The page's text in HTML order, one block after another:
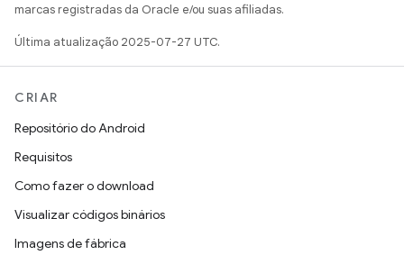
marcas registradas da Oracle e/ou suas afiliadas.
Última atualização 2025-07-27 UTC.
CRIAR
Repositório do Android
Requisitos
Como fazer o download
Visualizar códigos binários
Imagens de fábrica